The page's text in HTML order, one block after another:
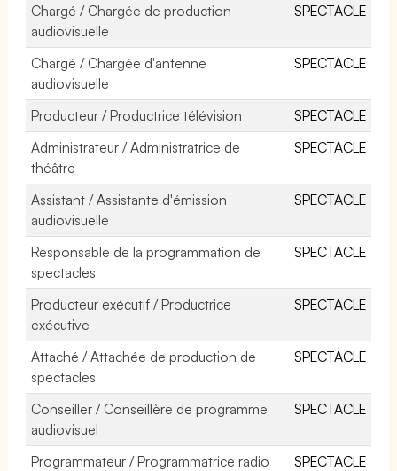
Chargé / Chargée de production
audiovisuelle
SPECTACLE
Chargé / Chargée d'antenne
audiovisuelle
SPECTACLE
Producteur / Productrice télévision
SPECTACLE
Administrateur / Administratrice de
théâtre
SPECTACLE
Assistant / Assistante d'émission
audiovisuelle
SPECTACLE
Responsable de la programmation de
spectacles
SPECTACLE
Producteur exécutif / Productrice
exécutive
SPECTACLE
Attaché / Attachée de production de
spectacles
SPECTACLE
Conseiller / Conseillère de programme
audiovisuel
SPECTACLE
Programmateur / Programmatrice radio
SPECTACLE